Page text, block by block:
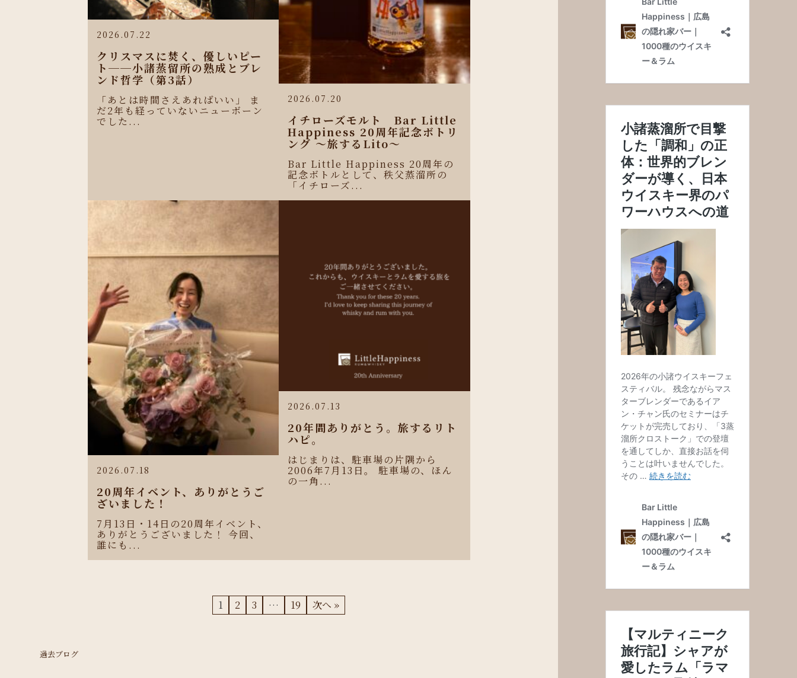
2026.07.22
クリスマスに焚く、優しいピー
ト──小諸蒸留所の熟成とブレ
ンド哲学（第3話）
「あとは時間さえあればいい」 ま
だ2年も経っていないニューボーン
でした...
2026.07.20
イチローズモルト Bar Little
Happiness 20周年記念ボトリ
ング 〜旅するLito〜
Bar Little Happiness 20周年の
記念ボトルとして、秩父蒸溜所の
「イチローズ...
2026.07.18
20周年イベント、ありがとうご
ざいました！
7月13日・14日の20周年イベント、
ありがとうございました！ 今回、
誰にも...
2026.07.13
20年間ありがとう。旅するリト
ハピ。
はじまりは、駐車場の片隅から
2006年7月13日。 駐車場の、ほん
の一角...
1 2 3 … 19 次へ »
過去ブログ